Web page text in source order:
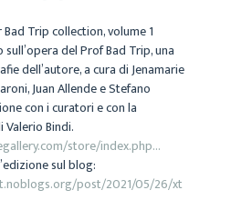
Trip collection, volume 1
del Prof Bad Trip, una
dell’autore, a cura di Jenamarie
Juan Allende e Stefano
con i curatori e con la
Bindi.
store/index.php…
sul blog:
post/2021/05/26/xt